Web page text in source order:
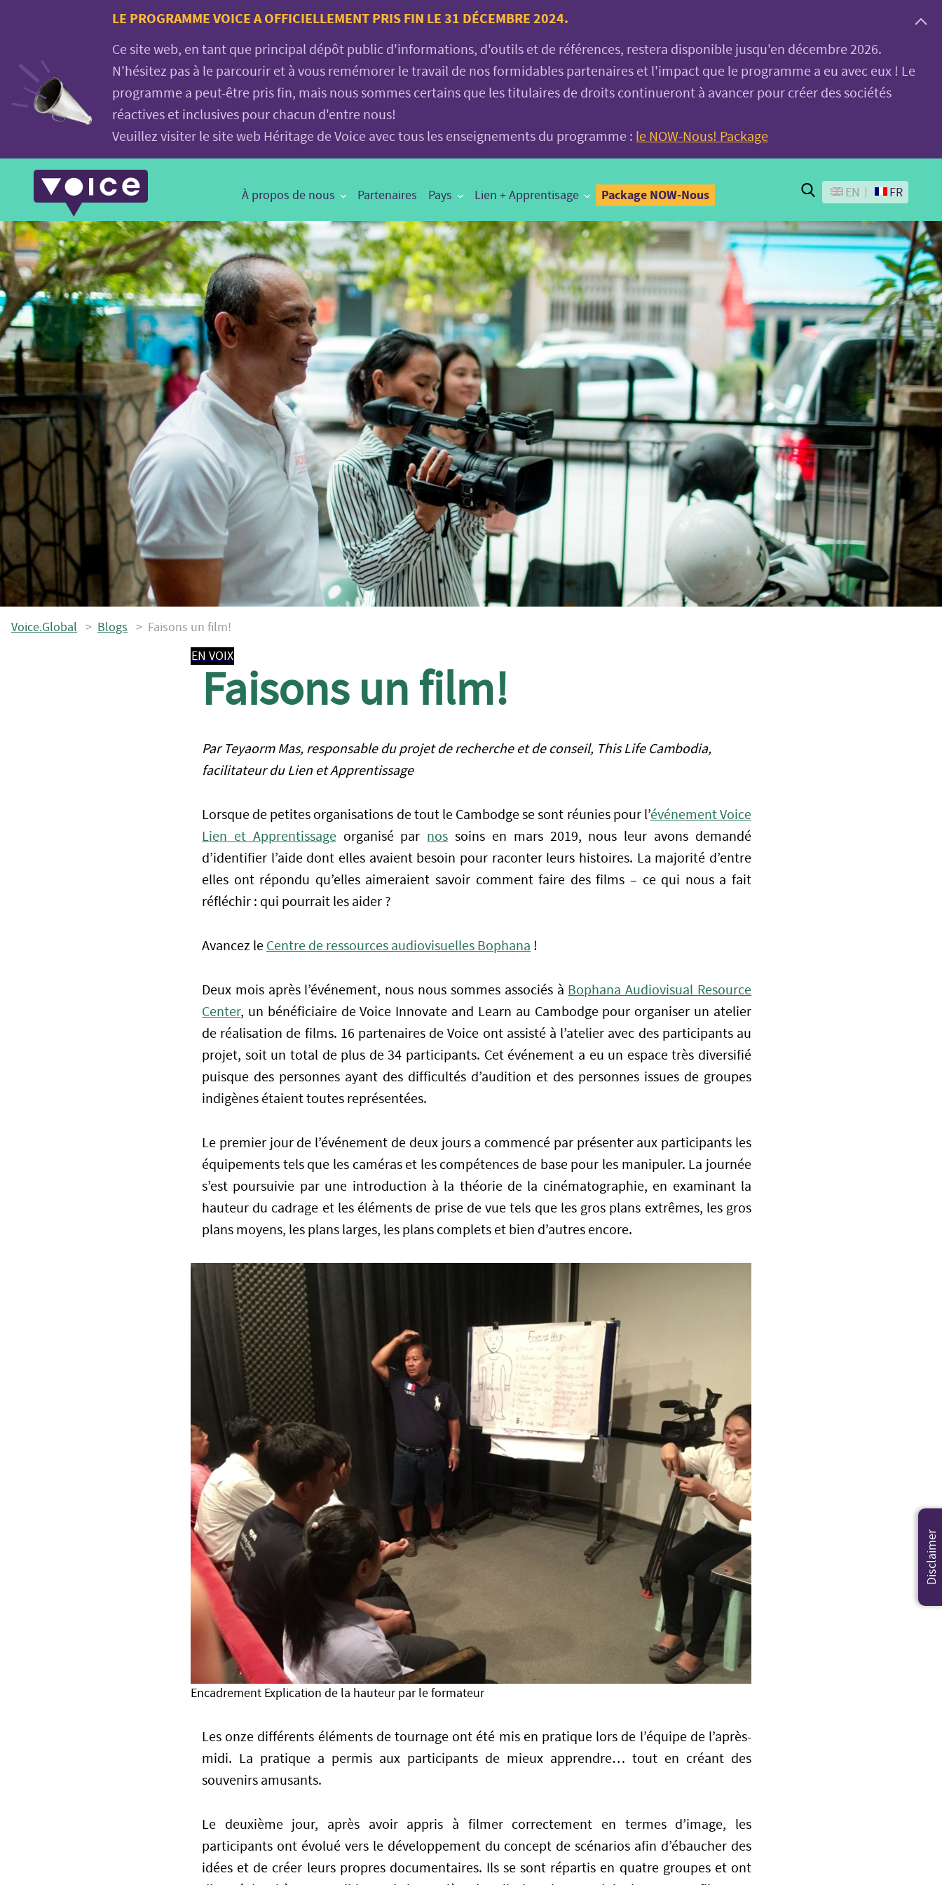
Voice.Global
website
LE PROGRAMME VOICE A OFFICIELLEMENT PRIS FIN LE 31 DÉCEMBRE 2024.
Ce site web, en tant que principal dépôt public d'informations, d'outils et de références, restera disponible jusqu'en décembre 2026.
N'hésitez pas à le parcourir et à vous remémorer le travail de nos formidables partenaires et l'impact que le programme a eu avec eux ! Le
programme a peut-être pris fin, mais nous sommes certains que les titulaires de droits continueront à avancer pour créer des sociétés
réactives et inclusives pour chacun d'entre nous!
Veuillez visiter le site web Héritage de Voice avec tous les enseignements du programme : le NOW-Nous! Package
Main
Navigation
À propos de nous Partenaires Pays Lien + Apprentisage Package NOW-Nous Search
EN FR
Voice.Global > Blogs > Faisons un film!
EN VOIX
Faisons un film!
Par Teyaorm Mas, responsable du projet de recherche et de conseil, This Life Cambodia,
facilitateur du Lien et Apprentissage
Lorsque de petites organisations de tout le Cambodge se sont réunies pour l’événement Voice
Lien et Apprentissageorganisé par nos soins en mars 2019, nous leur avons demandé
d’identifier l’aide dont elles avaient besoin pour raconter leurs histoires. La majorité d’entre
elles ont répondu qu’elles aimeraient savoir comment faire des films – ce qui nous a fait
réfléchir : qui pourrait les aider ?
Avancez le Centre de ressources audiovisuelles Bophana !
Deux mois après l’événement, nous nous sommes associés à Bophana Audiovisual Resource
Center, un bénéficiaire de Voice Innovate and Learn au Cambodge pour organiser un atelier
de réalisation de films. 16 partenaires de Voice ont assisté à l’atelier avec des participants au
projet, soit un total de plus de 34 participants. Cet événement a eu un espace très diversifié
puisque des personnes ayant des difficultés d’audition et des personnes issues de groupes
indigènes étaient toutes représentées.
Le premier jour de l’événement de deux jours a commencé par présenter aux participants les
équipements tels que les caméras et les compétences de base pour les manipuler. La journée
s’est poursuivie par une introduction à la théorie de la cinématographie, en examinant la
hauteur du cadrage et les éléments de prise de vue tels que les gros plans extrêmes, les gros
plans moyens, les plans larges, les plans complets et bien d’autres encore.
Encadrement Explication de la hauteur par le formateur
Les onze différents éléments de tournage ont été mis en pratique lors de l’équipe de l’après-
midi. La pratique a permis aux participants de mieux apprendre… tout en créant des
souvenirs amusants.
Le deuxième jour, après avoir appris à filmer correctement en termes d’image, les
participants ont évolué vers le développement du concept de scénarios afin d’ébaucher des
idées et de créer leurs propres documentaires. Ils se sont répartis en quatre groupes et ont
Disclaimer